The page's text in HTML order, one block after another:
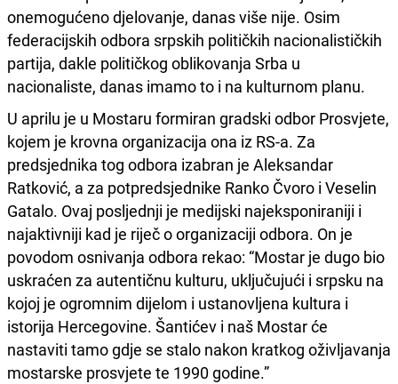
onemogućeno djelovanje, danas više nije. Osim
federacijskih odbora srpskih političkih nacionalističkih
partija, dakle političkog oblikovanja Srba u
nacionaliste, danas imamo to i na kulturnom planu.
U aprilu je u Mostaru formiran gradski odbor Prosvjete,
kojem je krovna organizacija ona iz RS-a. Za
predsjednika tog odbora izabran je Aleksandar
Ratković, a za potpredsjednike Ranko Čvoro i Veselin
Gatalo. Ovaj posljednji je medijski najeksponiraniji i
najaktivniji kad je riječ o organizaciji odbora. On je
povodom osnivanja odbora rekao: “Mostar je dugo bio
uskraćen za autentičnu kulturu, uključujući i srpsku na
kojoj je ogromnim dijelom i ustanovljena kultura i
istorija Hercegovine. Šantićev i naš Mostar će
nastaviti tamo gdje se stalo nakon kratkog oživljavanja
mostarske prosvjete te 1990 godine.”